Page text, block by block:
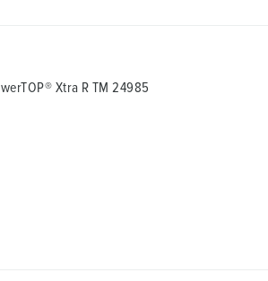
Xtra R TM 24985